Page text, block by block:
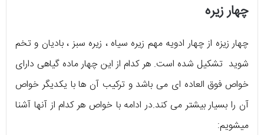
چهار زیره
چهار زیزه از چهار ادویه مهم زیره سیاه ، زیره سبز ، بادیان و تخم
شوید تشکیل شده است. هر کدام از این چهار ماده گیاهی دارای
خواص فوق العاده ای می باشد و ترکیب آن ها با یکدیگر خواص
آن را بسیار بیشتر می کند.در ادامه با خواص هر کدام از آنها آشنا
میشویم: